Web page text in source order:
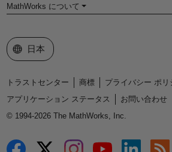
MathWorks について
Web サイトの選択
日本
トラストセンター 商標 プライバシー ポリ
アプリケーション ステータス
お問い合わせ
© 1994-2026 The MathWorks, Inc.